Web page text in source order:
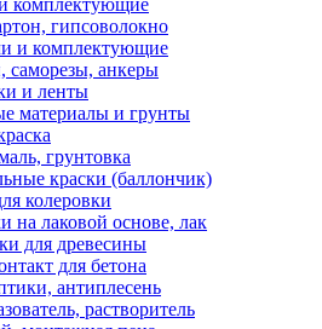
комплектующие
гипсоволокно
и комплектующие
саморезы, анкеры
и ленты
материалы и грунты
грунтовка
краски (баллончик)
колеровки
на лаковой основе, лак
для древесины
для бетона
антиплесень
растворитель